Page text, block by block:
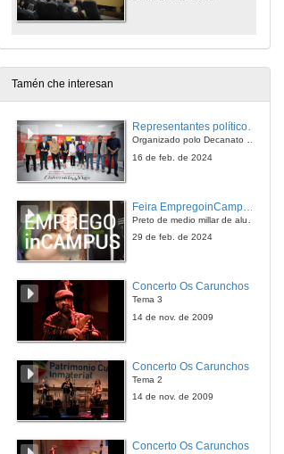
Tamén che interesan
Representantes políticos debaten sobre educación e xuventude no campus de Pontevedra
Organizado polo Decanato e a Delegación de Alumnado de Dirección e Xestión Pública e coa participación de candidatos de PP, BNG, PSOE, Sumar e Podemos
16 de feb. de 2024
Preto de medio millar de alumnas e alumnos buscan coñecer máis de preto as oportunidades que lles achegan as arredor de medio cento de empresas que participan na edición viguesa da feira. Xunto coa visita aos stands, durante a feria desenvólvense varias actividades complementarias, como obradoiros, conversas, mesas redondas ou o pasaporte de empregabilidade, un espazo no que poderán recibir asesoramento sobre o seu CV.
29 de feb. de 2024
Concerto Os Carunchos
Tema 3
14 de nov. de 2009
Concerto Os Carunchos
Tema 2
14 de nov. de 2009
Concerto Os Carunchos